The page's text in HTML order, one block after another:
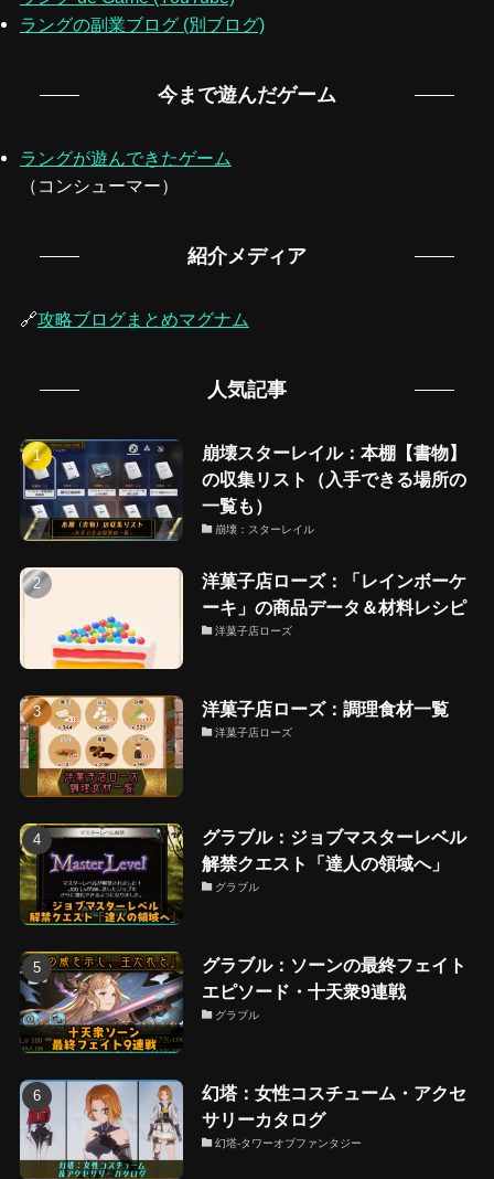
ラングの副業ブログ (別ブログ)
今まで遊んだゲーム
ラングが遊んできたゲーム
（コンシューマー）
紹介メディア
🔗攻略ブログまとめマグナム
人気記事
崩壊スターレイル：本棚【書物】
の収集リスト（入手できる場所の
一覧も）
崩壊：スターレイル
洋菓子店ローズ：「レインボーケ
ーキ」の商品データ＆材料レシピ
洋菓子店ローズ
洋菓子店ローズ：調理食材一覧
洋菓子店ローズ
グラブル：ジョブマスターレベル
解禁クエスト「達人の領域へ」
グラブル
グラブル：ソーンの最終フェイト
エピソード・十天衆9連戦
グラブル
幻塔：女性コスチューム・アクセ
サリーカタログ
幻塔-タワーオブファンタジー